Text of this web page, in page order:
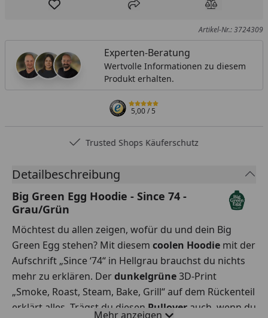
Produkt zur Wunschliste hinzufügen
Teilen Produkt
Artikel-Nr.: 3724309
Experten-Beratung
Wertvolle Informationen zu diesem
Produkt erhalten.
5,00/ 5
Trusted Shops Käuferschutz
Detailbeschreibung
Big Green Egg Hoodie - Since 74 -
Grau/Grün
Möchtest du allen zeigen, wofür du und dein Big
Green Egg stehen? Mit diesem coolen Hoodie mit der
Aufschrift „Since ‘74“ in Hellgrau brauchst du nichts
mehr zu erklären. Derdunkelgrüne3D-Print
„Smoke, Roast, Steam, Bake, Grill“ auf dem Rückenteil
erklärt alles. Trägst du diesen Pullover auch, wenn du
Mehr anzeigen